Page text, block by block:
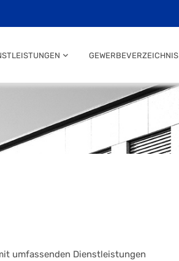
GEWERBEVERZEICHNIS
umfassenden Dienstleistungen